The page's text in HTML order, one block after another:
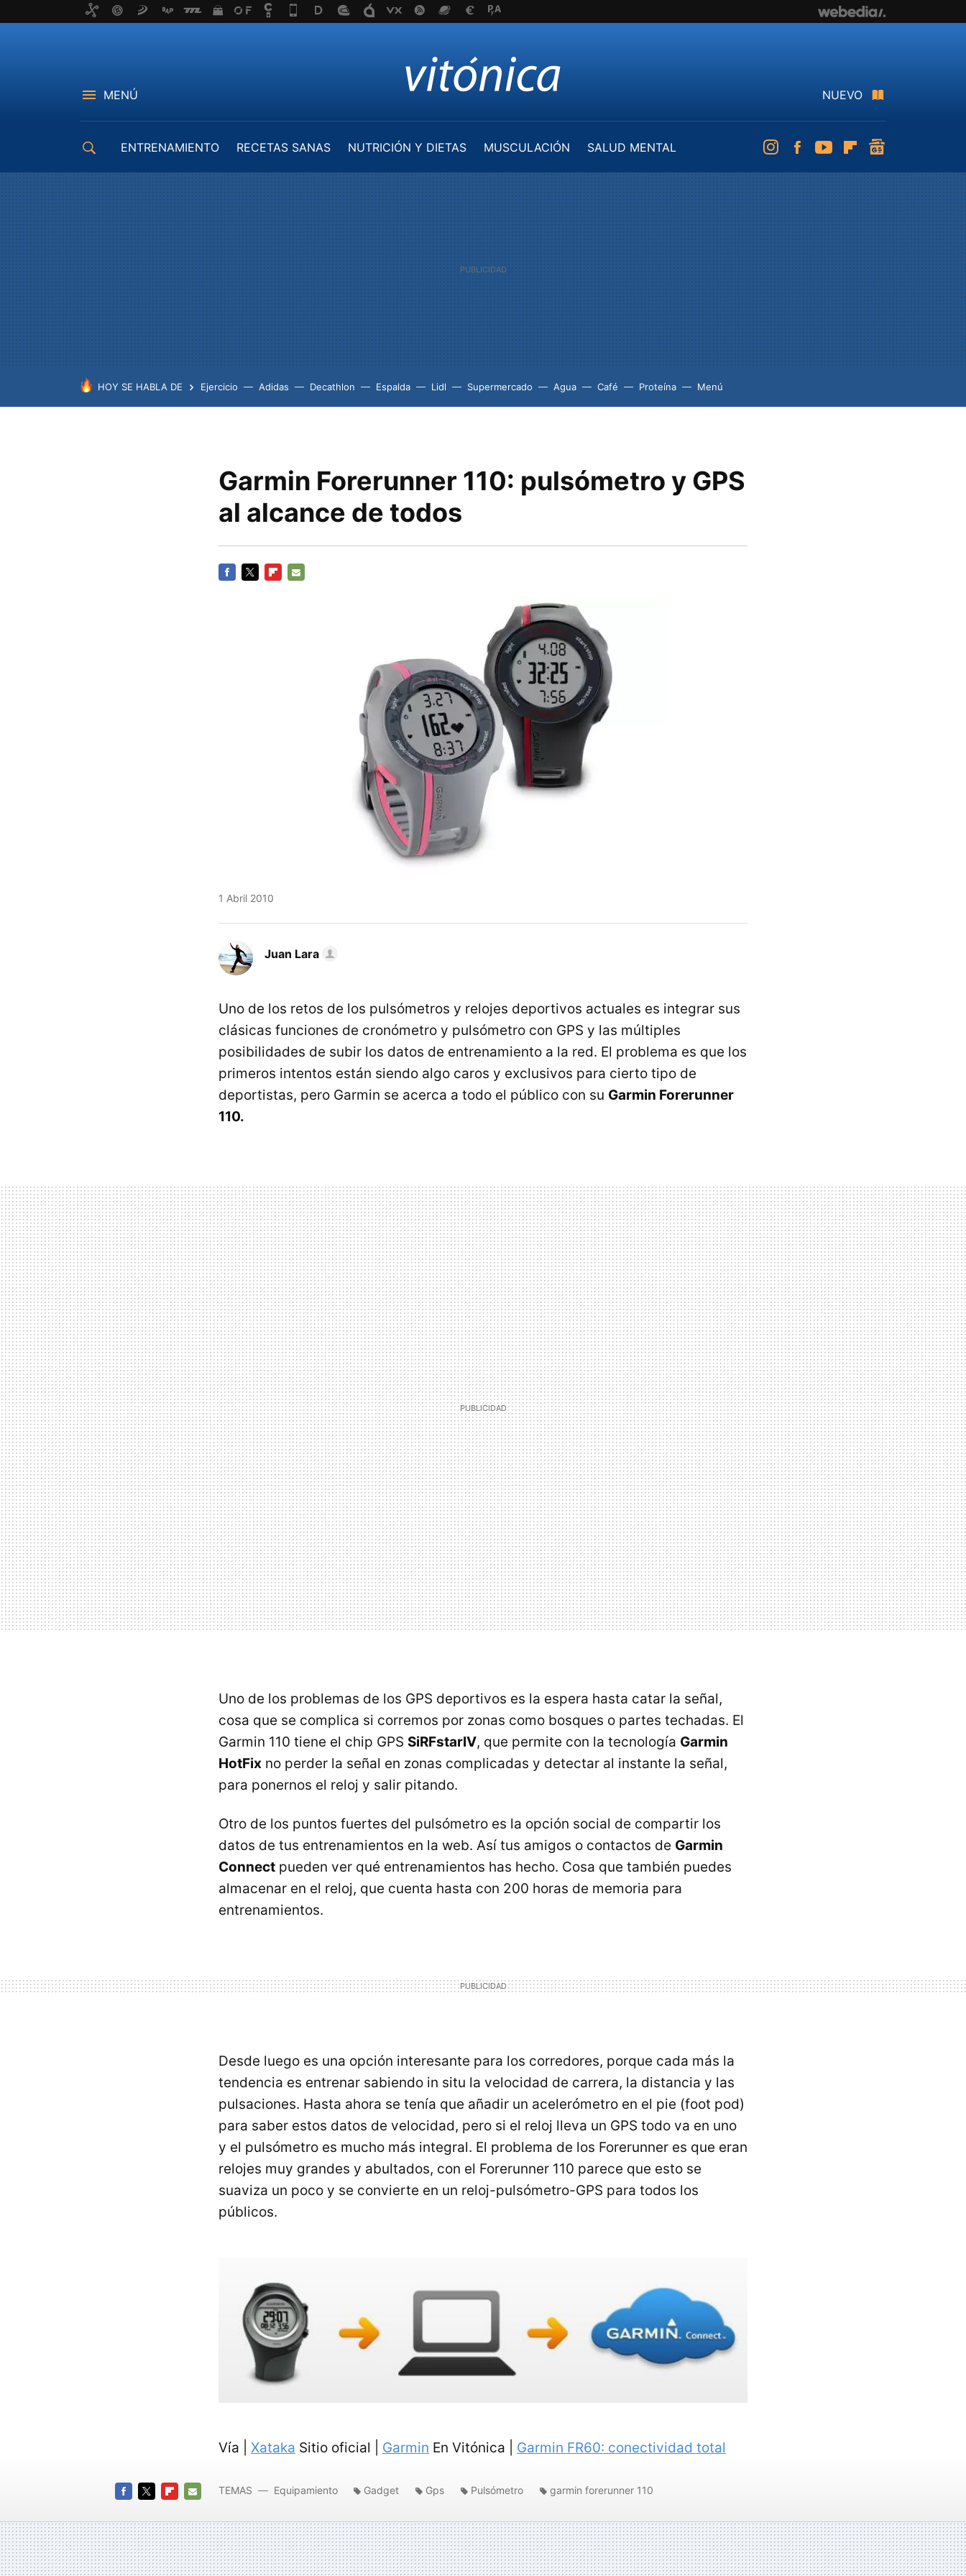
MENÚ NUEVO
ENTRENAMIENTO RECETAS SANAS NUTRICIÓN Y DIETAS MUSCULACIÓN
SALUD MENTAL
InstagramFacebookYoutubeFlipboard
HOY SE HABLA DE Ejercicio Adidas Decathlon Espalda Lidl Supermercado Agua Café Proteína Menú
Garmin Forerunner 110: pulsómetro y GPS
al alcance de todos
1 Abril 2010
Juan Lara
Uno de los retos de los pulsómetros y relojes deportivos actuales es integrar sus
clásicas funciones de cronómetro y pulsómetro con GPS y las múltiples
posibilidades de subir los datos de entrenamiento a la red. El problema es que los
primeros intentos están siendo algo caros y exclusivos para cierto tipo de
deportistas, pero Garmin se acerca a todo el público con su Garmin Forerunner
110.
Uno de los problemas de los GPS deportivos es la espera hasta catar la señal,
cosa que se complica si corremos por zonas como bosques o partes techadas. El
Garmin 110 tiene el chip GPS SiRFstarIV, que permite con la tecnología Garmin
HotFix no perder la señal en zonas complicadas y detectar al instante la señal,
para ponernos el reloj y salir pitando.
Otro de los puntos fuertes del pulsómetro es la opción social de compartir los
datos de tus entrenamientos en la web. Así tus amigos o contactos de Garmin
Connect pueden ver qué entrenamientos has hecho. Cosa que también puedes
almacenar en el reloj, que cuenta hasta con 200 horas de memoria para
entrenamientos.
Desde luego es una opción interesante para los corredores, porque cada más la
tendencia es entrenar sabiendo in situ la velocidad de carrera, la distancia y las
pulsaciones. Hasta ahora se tenía que añadir un acelerómetro en el pie (foot pod)
para saber estos datos de velocidad, pero si el reloj lleva un GPS todo va en uno
y el pulsómetro es mucho más integral. El problema de los Forerunner es que eran
relojes muy grandes y abultados, con el Forerunner 110 parece que esto se
suaviza un poco y se convierte en un reloj-pulsómetro-GPS para todos los
públicos.
Vía | Xataka Sitio oficial | Garmin En Vitónica | Garmin FR60: conectividad total
MAIL
TEMAS Equipamiento Gadget Gps Pulsómetro garmin forerunner 110